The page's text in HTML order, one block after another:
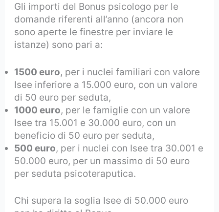
Gli importi del Bonus psicologo per le
domande riferenti all’anno (ancora non
sono aperte le finestre per inviare le
istanze) sono pari a:
1500 euro, per i nuclei familiari con valore
Isee inferiore a 15.000 euro, con un valore
di 50 euro per seduta,
1000 euro, per le famiglie con un valore
Isee tra 15.001 e 30.000 euro, con un
beneficio di 50 euro per seduta,
500 euro, per i nuclei con Isee tra 30.001 e
50.000 euro, per un massimo di 50 euro
per seduta psicoteraputica.
Chi supera la soglia Isee di 50.000 euro